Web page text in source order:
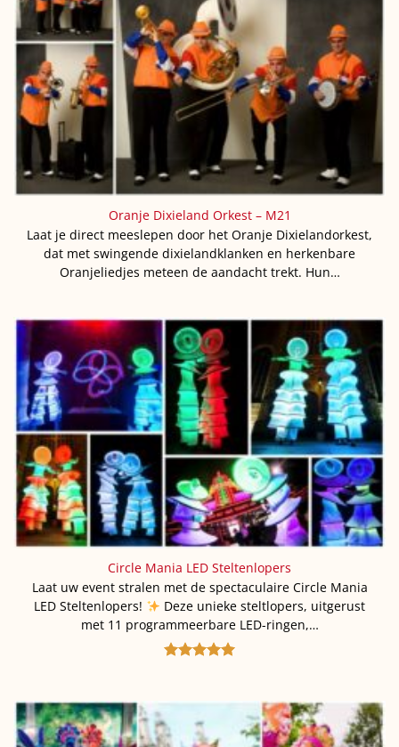
Oranje Dixieland Orkest – M21
Laat je direct meeslepen door het Oranje Dixielandorkest,
dat met swingende dixielandklanken en herkenbare
Oranjeliedjes meteen de aandacht trekt. Hun…
Circle Mania LED Steltenlopers
Laat uw event stralen met de spectaculaire Circle Mania
LED Steltenlopers!
Deze unieke steltlopers, uitgerust
met 11 programmeerbare LED-ringen,…